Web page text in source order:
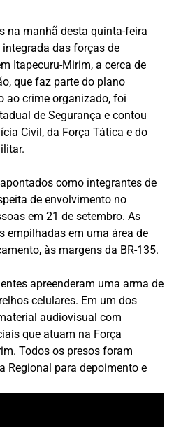
na manhã desta quinta-feira
das forças de
Itapecuru-Mirim, a cerca de
que faz parte do plano
ao crime organizado, foi
de Segurança e contou
Civil, da Força Tática e do
como integrantes de
de envolvimento no
em 21 de setembro. As
empilhadas em uma área de
às margens da BR-135.
apreenderam uma arma de
celulares. Em um dos
audiovisual com
que atuam na Força
Todos os presos foram
Regional para depoimento e